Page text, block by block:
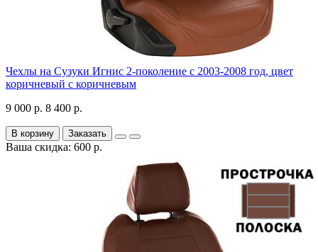
Чехлы на Сузуки Игнис 2-поколение с 2003-2008 год, цвет
коричневый с коричневым
9 000 р. 8 400 р.
В корзину Заказать
Ваша скидка: 600 р.